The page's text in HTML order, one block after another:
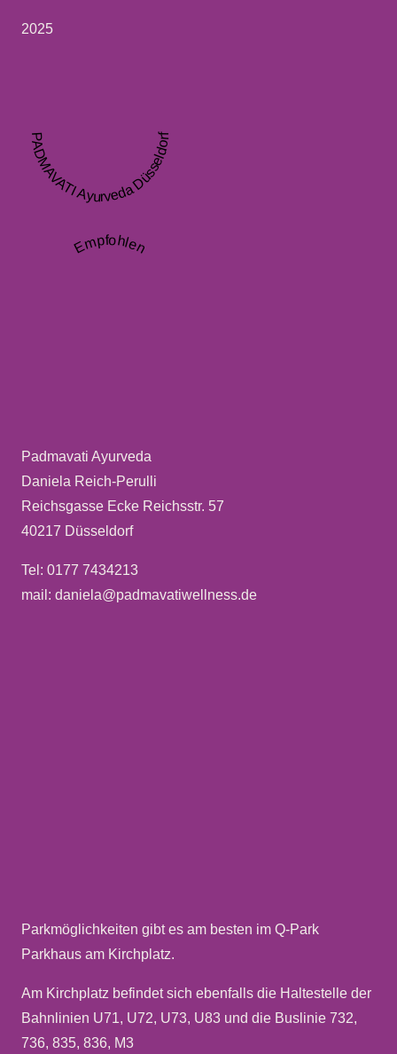
2025
PADMAVATI Ayurveda Düsseldorf
Empfohlen
Padmavati Ayurveda
Daniela Reich-Perulli
Reichsgasse Ecke Reichsstr. 57
40217 Düsseldorf
Tel: 0177 7434213
mail: daniela@padmavatiwellness.de
Parkmöglichkeiten gibt es am besten im Q-Park
Parkhaus am Kirchplatz.
Am Kirchplatz befindet sich ebenfalls die Haltestelle der
Bahnlinien U71, U72, U73, U83 und die Buslinie 732,
736, 835, 836, M3